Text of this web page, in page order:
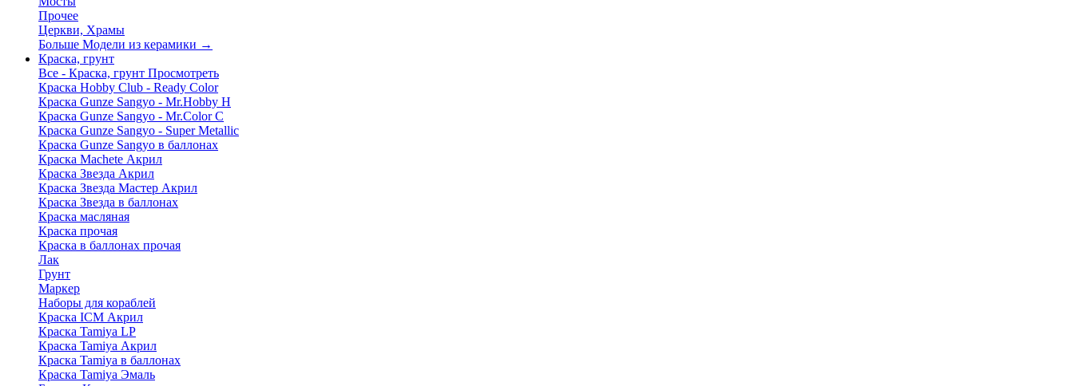
Прочее
Церкви, Храмы
Больше Модели из керамики →
Краска, грунт
Все - Краска, грунт Просмотреть
Краска Hobby Club - Ready Color
Краска Gunze Sangyo - Mr.Hobby H
Краска Gunze Sangyo - Mr.Color C
Краска Gunze Sangyo - Super Metallic
Краска Gunze Sangyo в баллонах
Краска Machete Акрил
Краска Звезда Акрил
Краска Звезда Мастер Акрил
Краска Звезда в баллонах
Краска масляная
Краска прочая
Краска в баллонах прочая
Лак
Грунт
Маркер
Наборы для кораблей
Краска ICM Акрил
Краска Tamiya LP
Краска Tamiya Акрил
Краска Tamiya в баллонах
Краска Tamiya Эмаль